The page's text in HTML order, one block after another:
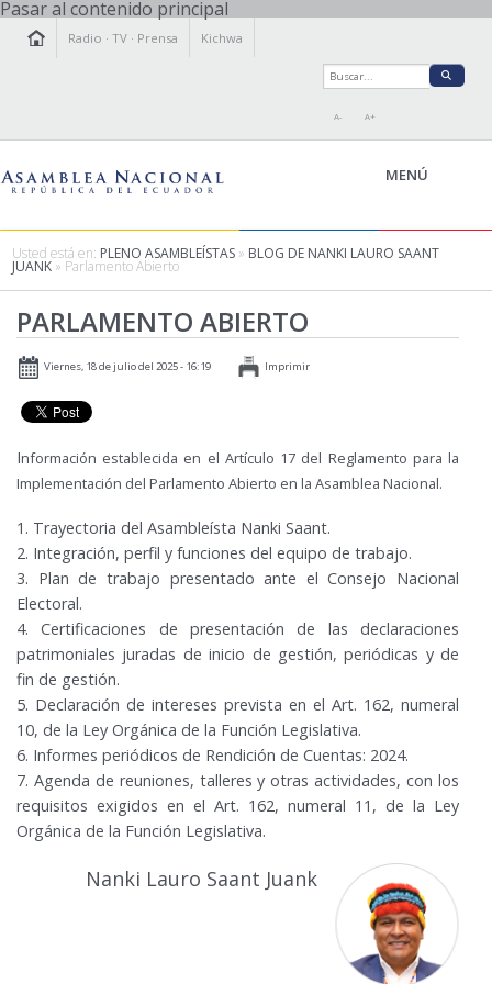
Pasar al contenido principal
Radio ·TV · Prensa Kichwa
A- A+
MENÚ
LEGISLAMOS
FISCALIZAMOS
TRANSPARENCIA
PRENSA
RELACIONES INTERNACIONALES
AGENDA
Usted está en: PLENO ASAMBLEÍSTAS » BLOG DE NANKI LAURO SAANT
JUANK » Parlamento Abierto
PARLAMENTO ABIERTO
Viernes, 18 de julio del 2025 - 16:19 Imprimir
Información establecida en el Artículo 17 del Reglamento para la
Implementación del Parlamento Abierto en la Asamblea Nacional.
1. Trayectoria del Asambleísta Nanki Saant.
2. Integración, perfil y funciones del equipo de trabajo.
3. Plan de trabajo presentado ante el Consejo Nacional
Electoral.
4. Certificaciones de presentación de las declaraciones
patrimoniales juradas de inicio de gestión, periódicas y de
fin de gestión.
5. Declaración de intereses prevista en el Art. 162, numeral
10, de la Ley Orgánica de la Función Legislativa.
6. Informes periódicos de Rendición de Cuentas: 2024.
7. Agenda de reuniones, talleres y otras actividades, con los
requisitos exigidos en el Art. 162, numeral 11, de la Ley
Orgánica de la Función Legislativa.
Nanki Lauro Saant Juank